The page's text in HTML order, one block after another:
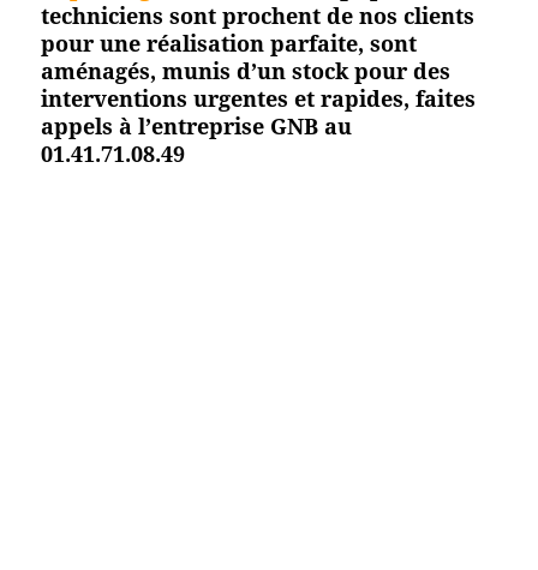
techniciens sont prochent de nos clients
pour une réalisation parfaite, sont
aménagés, munis d’un stock pour des
interventions urgentes et rapides, faites
appels à l’entreprise GNB au
01.41.71.08.49